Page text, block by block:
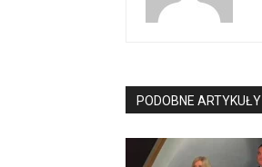
PODOBNE ARTYKUŁY